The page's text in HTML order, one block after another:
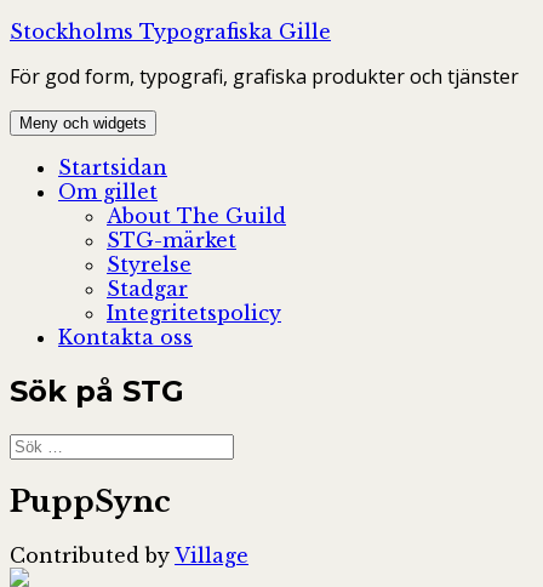
Hoppa
innehåll
Stockholms Typografiska Gille
För god form, typografi, grafiska produkter och tjänster
Meny och widgets
Startsidan
Om gillet
About The Guild
STG-märket
Styrelse
Stadgar
Integritetspolicy
Kontakta oss
Sök på STG
Sök
efter:
PuppSync
Contributed by Village